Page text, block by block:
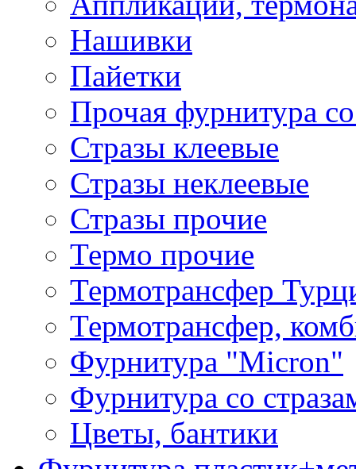
Нашивки
Пайетки
Прочая фурнитура
Стразы клеевые
Стразы неклеевые
Стразы прочие
Термо прочие
Термотрансфер
Термотрансфер,
Фурнитура "Micron"
Фурнитура со
Цветы, бантики